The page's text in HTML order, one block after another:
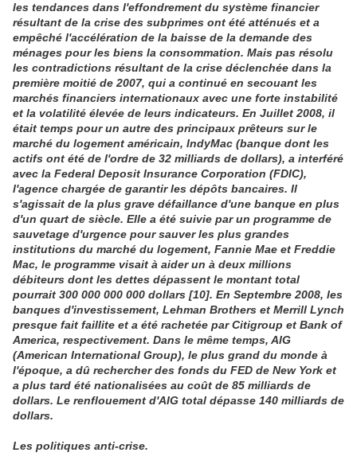
les tendances dans l'effondrement du système financier
résultant de la crise des subprimes ont été atténués et a
empêché l'accélération de la baisse de la demande des
ménages pour les biens la consommation. Mais pas résolu
les contradictions résultant de la crise déclenchée dans la
première moitié de 2007, qui a continué en secouant les
marchés financiers internationaux avec une forte instabilité
et la volatilité élevée de leurs indicateurs. En Juillet 2008, il
était temps pour un autre des principaux prêteurs sur le
marché du logement américain, IndyMac (banque dont les
actifs ont été de l'ordre de 32 milliards de dollars), a interféré
avec la Federal Deposit Insurance Corporation (FDIC),
l'agence chargée de garantir les dépôts bancaires. Il
s'agissait de la plus grave défaillance d'une banque en plus
d'un quart de siècle. Elle a été suivie par un programme de
sauvetage d'urgence pour sauver les plus grandes
institutions du marché du logement, Fannie Mae et Freddie
Mac, le programme visait à aider un à deux millions
débiteurs dont les dettes dépassent le montant total
pourrait 300 000 000 000 dollars [10]. En Septembre 2008, les
banques d'investissement, Lehman Brothers et Merrill Lynch
presque fait faillite et a été rachetée par Citigroup et Bank of
America, respectivement. Dans le même temps, AIG
(American International Group), le plus grand du monde à
l'époque, a dû rechercher des fonds du FED de New York et
a plus tard été nationalisées au coût de 85 milliards de
dollars. Le renflouement d'AIG total dépasse 140 milliards de
dollars.
Les politiques anti-crise.